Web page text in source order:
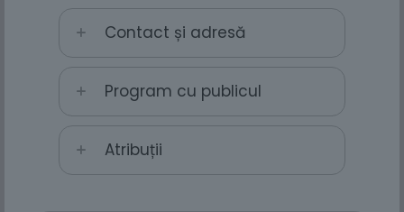
Contact și adresă
Program cu publicul
Atribuții